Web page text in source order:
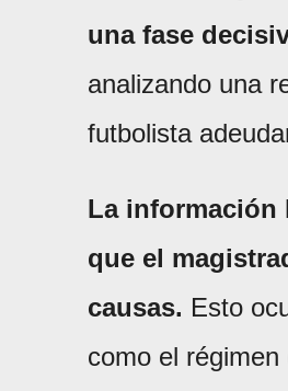
una fase
analizando una
futbolista
La información
que el
causas. Esto
como el